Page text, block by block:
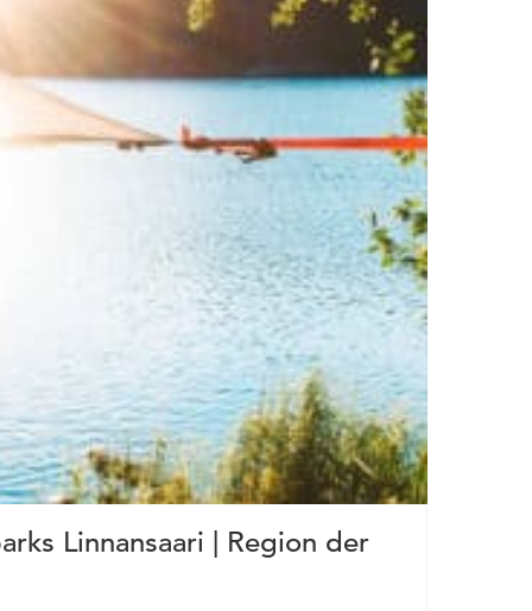
Linnansaari | Region der